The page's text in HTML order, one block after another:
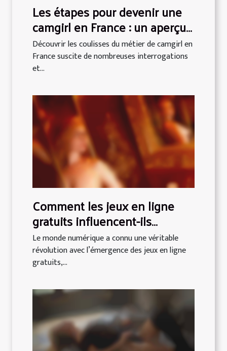
Les étapes pour devenir une
camgirl en France : un aperçu
complet
Découvrir les coulisses du métier de camgirl en
France suscite de nombreuses interrogations
et...
Comment les jeux en ligne
gratuits influencent-ils
l'industrie du sexe virtuel ?
Le monde numérique a connu une véritable
révolution avec l’émergence des jeux en ligne
gratuits,...